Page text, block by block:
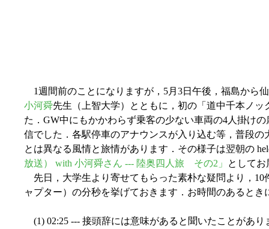
1週間前のことになりますが，5月3日午後，福島から
小河舜先生（上智大学）とともに，初の「道中千本ノッ
た．GW中にもかかわらず乗客の少ない車両の4人掛け
信でした．各駅停車のアナウンスが入り込む等，普段
とは異なる風情と旅情があります．その様子は翌朝の
放送） with 小河舜さん --- 陸奥四人旅 その2」
として
先日，大学生より寄せてもらった素朴な疑問より，10
ャプター）の分秒を挙げておきます．お時間のあるとき
(1) 02:25 --- 接頭辞には意味があると聞いたことがあ